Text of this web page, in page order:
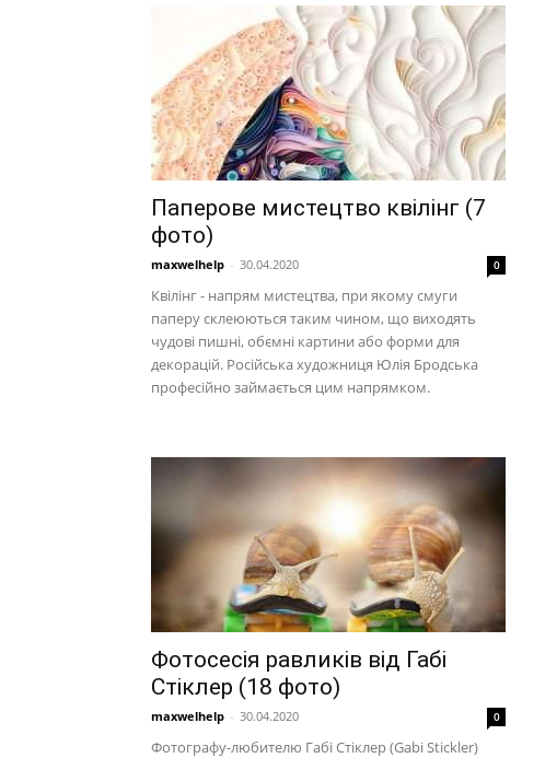
Паперове мистецтво квілінг (7
фото)
maxwelhelp - 30.04.2020 0
Квілінг - напрям мистецтва, при якому смуги
паперу склеюються таким чином, що виходять
чудові пишні, обємні картини або форми для
декорацій. Російська художниця Юлія Бродська
професійно займається цим напрямком.
Фотосесія равликів від Габі
Стіклер (18 фото)
maxwelhelp - 30.04.2020 0
Фотографу-любителю Габі Стіклер (Gabi Stickler)